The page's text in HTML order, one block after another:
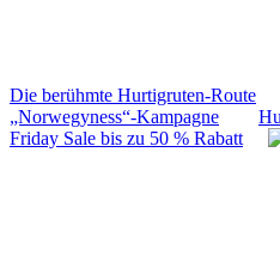
Die berühmte Hurtigruten-Route
„Norwegyness“-Kampagne
Friday Sale bis zu 50 % Rabatt